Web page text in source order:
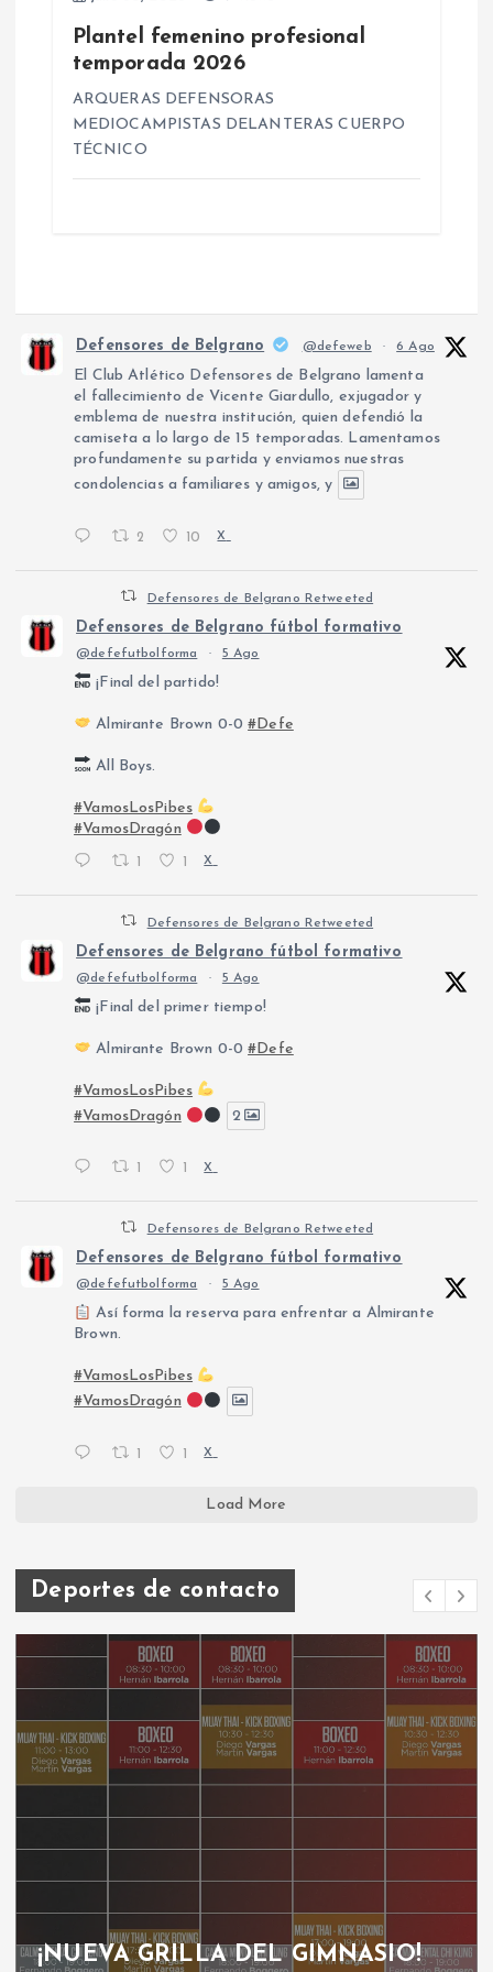
Plantel femenino profesional
temporada 2026
ARQUERAS DEFENSORAS
MEDIOCAMPISTAS DELANTERAS CUERPO
TÉCNICO
Defensores de Belgrano @defeweb · 6 Ago
El Club Atlético Defensores de Belgrano lamenta
el fallecimiento de Vicente Giardullo, exjugador y
emblema de nuestra institución, quien defendió la
camiseta a lo largo de 15 temporadas. Lamentamos
profundamente su partida y enviamos nuestras
condolencias a familiares y amigos, y
2 10 X
Defensores de Belgrano Retweeted
Defensores de Belgrano fútbol formativo
@defefutbolforma · 5 Ago
¡Final del partido!
Almirante Brown 0-0#Defe
All Boys.
#VamosLosPibes
#VamosDragón
1 1 X
Defensores de Belgrano Retweeted
Defensores de Belgrano fútbol formativo
@defefutbolforma · 5 Ago
¡Final del primer tiempo!
Almirante Brown 0-0#Defe
#VamosLosPibes
#VamosDragón
2
X
Defensores de Belgrano Retweeted
Defensores de Belgrano fútbol formativo
@defefutbolforma · 5 Ago
Así forma la reserva para enfrentar a Almirante
Brown.
#VamosLosPibes
#VamosDragón
1 1 X
Load More
Deportes de contacto
GRILLA GIMNASIO